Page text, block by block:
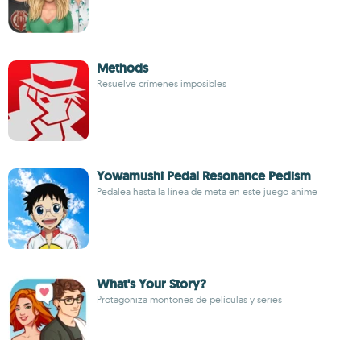
Methods
Resuelve crímenes imposibles
Yowamushi Pedal Resonance Pedism
Pedalea hasta la línea de meta en este juego anime
What's Your Story?
Protagoniza montones de películas y series